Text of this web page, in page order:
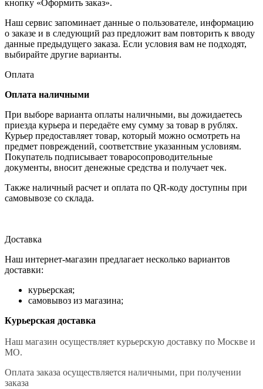
кнопку «Оформить заказ».
Наш сервис запоминает данные о пользователе, информацию
о заказе и в следующий раз предложит вам повторить к вводу
данные предыдущего заказа. Если условия вам не подходят,
выбирайте другие варианты.
Оплата
Оплата наличными
При выборе варианта оплаты наличными, вы дожидаетесь
приезда курьера и передаёте ему сумму за товар в рублях.
Курьер предоставляет товар, который можно осмотреть на
предмет повреждений, соответствие указанным условиям.
Покупатель подписывает товаросопроводительные
документы, вносит денежные средства и получает чек.
Также наличный расчет и оплата по QR-коду доступны при
самовывозе со склада.
Доставка
Наш интернет-магазин предлагает несколько вариантов
доставки:
курьерская;
самовывоз из магазина;
Курьерская доставка
Наш магазин осуществляет курьерскую доставку по Москве и
МО.
Оплата заказа осуществляется наличными, при получении
заказа